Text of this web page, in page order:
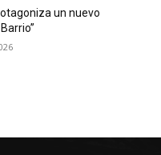
un nuevo